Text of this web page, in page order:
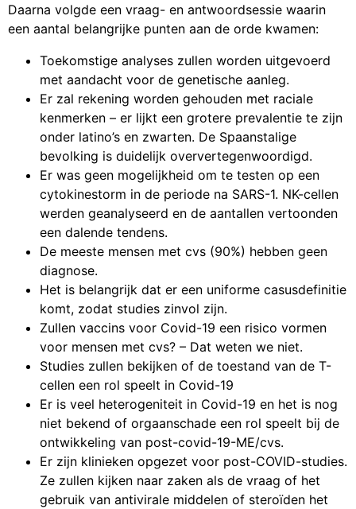
Daarna volgde een vraag- en antwoordsessie waarin
een aantal belangrijke punten aan de orde kwamen:
Toekomstige analyses zullen worden uitgevoerd
met aandacht voor de genetische aanleg.
Er zal rekening worden gehouden met raciale
kenmerken – er lijkt een grotere prevalentie te zijn
onder latino’s en zwarten. De Spaanstalige
bevolking is duidelijk oververtegenwoordigd.
Er was geen mogelijkheid om te testen op een
cytokinestorm in de periode na SARS-1. NK-cellen
werden geanalyseerd en de aantallen vertoonden
een dalende tendens.
De meeste mensen met cvs (90%) hebben geen
diagnose.
Het is belangrijk dat er een uniforme casusdefinitie
komt, zodat studies zinvol zijn.
Zullen vaccins voor Covid-19 een risico vormen
voor mensen met cvs? – Dat weten we niet.
Studies zullen bekijken of de toestand van de T-
cellen een rol speelt in Covid-19
Er is veel heterogeniteit in Covid-19 en het is nog
niet bekend of orgaanschade een rol speelt bij de
ontwikkeling van post-covid-19-ME/cvs.
Er zijn klinieken opgezet voor post-COVID-studies.
Ze zullen kijken naar zaken als de vraag of het
gebruik van antivirale middelen of steroïden het